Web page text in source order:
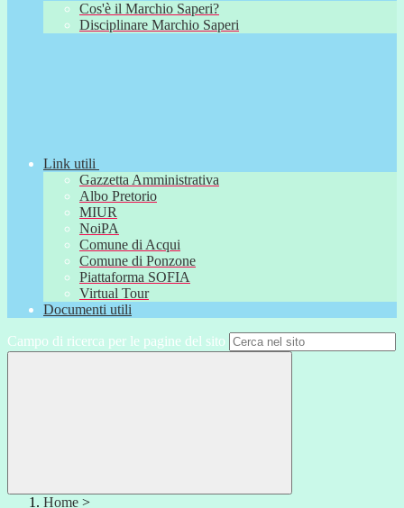
Cos'è il Marchio Saperi?
Disciplinare Marchio Saperi
Link utili
Gazzetta Amministrativa
Albo Pretorio
MIUR
NoiPA
Comune di Acqui
Comune di Ponzone
Piattaforma SOFIA
Virtual Tour
Documenti utili
Campo di ricerca per le pagine del sito
Home >